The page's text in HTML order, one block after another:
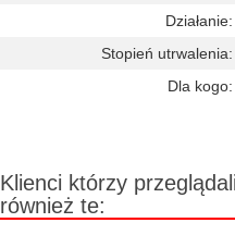
Działanie:
Stopień utrwalenia:
Dla kogo:
Klienci którzy
również te: